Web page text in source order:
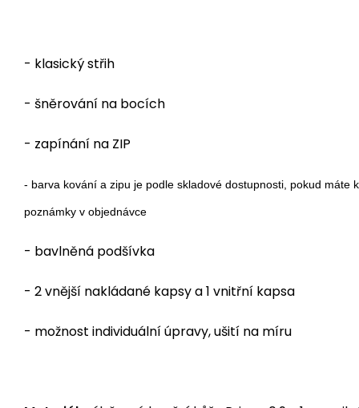
- klasický střih
- šněrování na bocích
- zapínání na ZIP
- barva kování a zipu je podle skladové dostupnosti, pokud máte
poznámky v objednávce
- bavlněná podšívka
- 2 vnější nakládané kapsy a 1 vnitřní kapsa
- možnost individuální úpravy, ušití na míru